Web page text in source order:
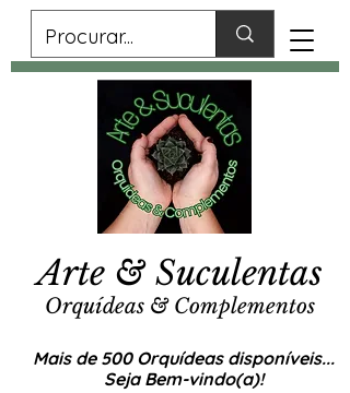
Mais de 500 Orquídeas disponíveis...
Seja Bem-vindo(a)!
Arte & Suculentas
Orquídeas & Complementos